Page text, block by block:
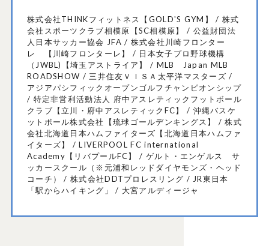
株式会社THINKフィットネス【GOLD'S GYM】 / 株式
会社スポーツクラブ相模原【SC相模原】 / 公益財団法
人日本サッカー協会 JFA / 株式会社川崎フロンター
レ 【川崎フロンターレ】 / 日本女子プロ野球機構
（JWBL)【埼玉アストライア】 / MLB Japan MLB
ROADSHOW / 三井住友ＶＩＳＡ太平洋マスターズ /
アジアパシフィックオープンゴルフチャンピオンシップ
/ 特定非営利活動法人 府中アスレティックフットボール
クラブ【立川・府中アスレティックFC】 / 沖縄バスケ
ットボール株式会社【琉球ゴールデンキングス】 / 株式
会社北海道日本ハムファイターズ【北海道日本ハムファ
イターズ】 / LIVERPOOL FC international
Academy【リバプールFC】 / ゲルト・エンゲルス サ
ッカースクール（※元浦和レッドダイヤモンズ・ヘッド
コーチ） / 株式会社DDTプロレスリング / JR東日本
「駅からハイキング」 / 大宮アルディージャ